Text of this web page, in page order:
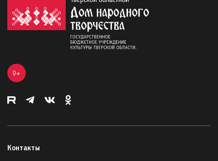
0+
Контакты